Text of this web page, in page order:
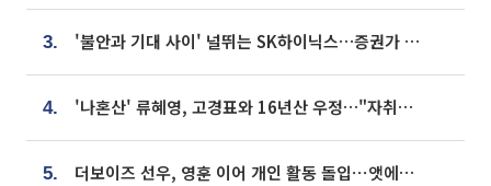
3. '불안과 기대 사이' 널뛰는 SK하이닉스…증권가 "HBM4·LTA 기반 펀터멘털 견고"
4. '나혼산' 류혜영, 고경표와 16년산 우정…"자취방서 부모님과 마주쳐"
5. 더보이즈 선우, 영훈 이어 개인 활동 돌입⋯앳에어리어와 전속계약